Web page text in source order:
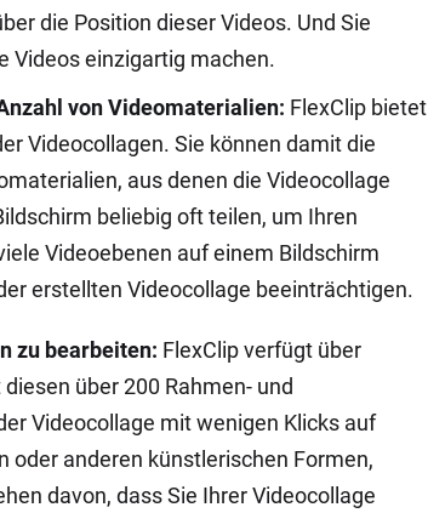
die Position dieser Videos. Und Sie
Videos einzigartig machen.
von Videomaterialien: FlexClip bietet
Videocollagen. Sie können damit die
aus denen die Videocollage
beliebig oft teilen, um Ihren
Videoebenen auf einem Bildschirm
erstellten Videocollage beeinträchtigen.
zu bearbeiten: FlexClip verfügt über
über 200 Rahmen- und
Videocollage mit wenigen Klicks auf
oder anderen künstlerischen Formen,
davon, dass Sie Ihrer Videocollage